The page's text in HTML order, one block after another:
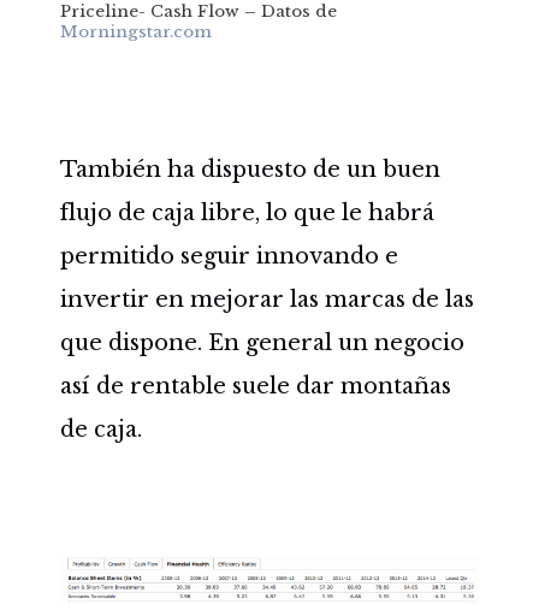
Priceline- Cash Flow – Datos de
Morningstar.com
También ha dispuesto de un buen
flujo de caja libre, lo que le habrá
permitido seguir innovando e
invertir en mejorar las marcas de las
que dispone. En general un negocio
así de rentable suele dar montañas
de caja.